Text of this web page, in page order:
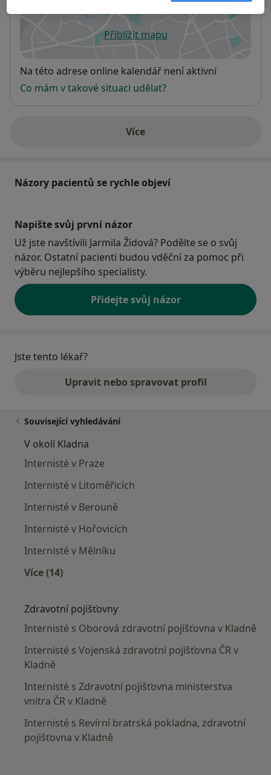
Přiblížit mapuse otevře v nové záložce
Dostupnost
Na této adrese online kalendář není aktivní
Co mám v takové situaci udělat?
Víceo adrese
Názory pacientů se rychle objeví
Napište svůj první názor
Už jste navštívili Jarmila Židová? Podělte se o svůj
názor. Ostatní pacienti budou vděční za pomoc při
výběru nejlepšího specialisty.
Přidejte svůj názor
Jste tento lékař?
Upravit nebo spravovat profil
Související vyhledávání
V okolí Kladna
Internisté v Praze
Internisté v Litoměřicích
Internisté v Berouně
Internisté v Hořovicích
Internisté v Mělníku
Více (14)
Zdravotní pojišťovny
Internisté s Oborová zdravotní pojišťovna v Kladně
Internisté s Vojenská zdravotní pojišťovna ČR v
Kladně
Internisté s Zdravotní pojišťovna ministerstva
vnitra ČR v Kladně
Internisté s Revírní bratrská pokladna, zdravotní
pojišťovna v Kladně